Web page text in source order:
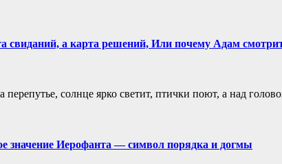
а карта решений, Или почему Адам смотрит
перепутье, солнце ярко светит, птички поют, а над
значение Иерофанта — символ порядка и догмы